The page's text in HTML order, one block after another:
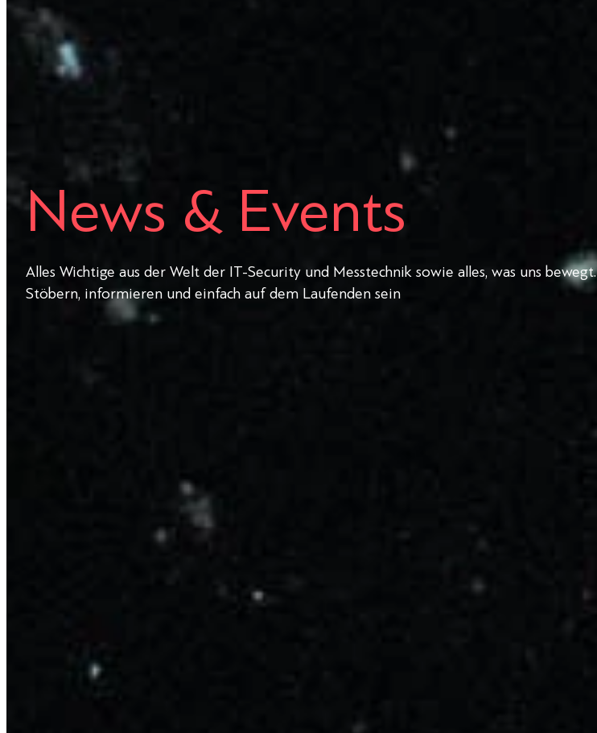
News & Events
Alles Wichtige aus der Welt der IT-Security und Messtechnik sowie alles, was uns bewegt.
Stöbern, informieren und einfach auf dem Laufenden sein